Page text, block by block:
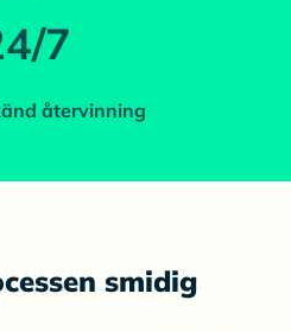
7
återvinning
smidig